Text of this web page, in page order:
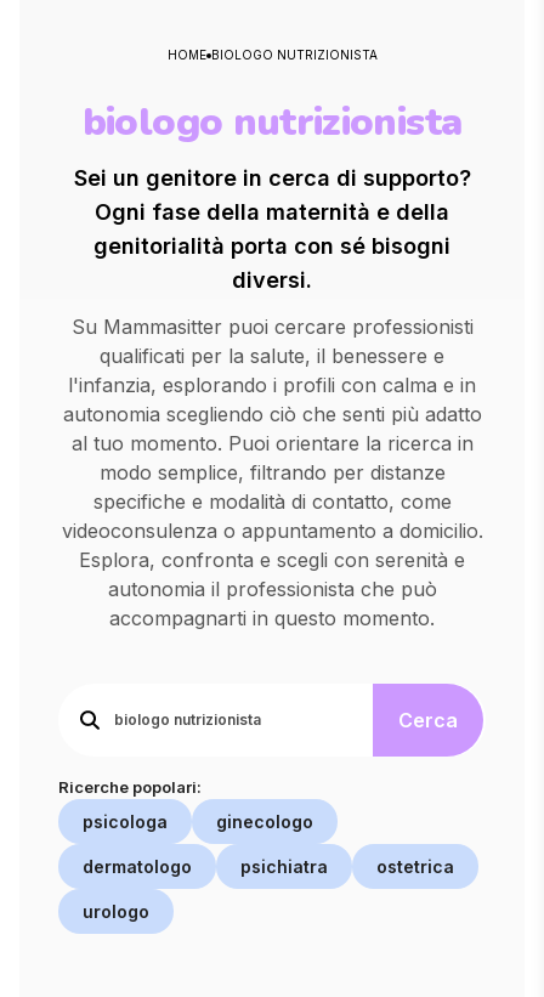
HOME BIOLOGO NUTRIZIONISTA
biologo nutrizionista
Sei un genitore in cerca di supporto?
Ogni fase della maternità e della
genitorialità porta con sé bisogni
diversi.
Su Mammasitter puoi cercare professionisti
qualificati per la salute, il benessere e
l'infanzia, esplorando i profili con calma e in
autonomia scegliendo ciò che senti più adatto
al tuo momento. Puoi orientare la ricerca in
modo semplice, filtrando per distanze
specifiche e modalità di contatto, come
videoconsulenza o appuntamento a domicilio.
Esplora, confronta e scegli con serenità e
autonomia il professionista che può
accompagnarti in questo momento.
Cerca
Ricerche popolari:
psicologa ginecologo
dermatologo psichiatra ostetrica
urologo